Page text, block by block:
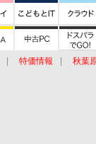
特価情報
秋葉